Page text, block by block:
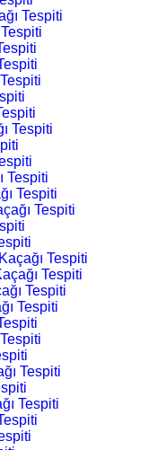
Tespiti
Tespiti
Tespiti
Tespiti
Tespiti
Tespiti
Tespiti
Tespiti
Tespiti
Tespiti
Tespiti